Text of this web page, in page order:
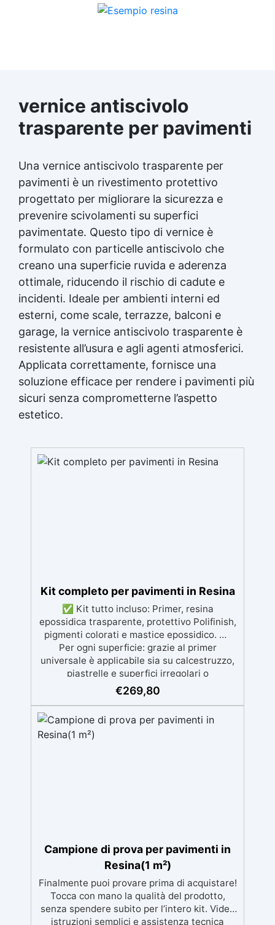
vernice antiscivolo
trasparente per pavimenti
Una vernice antiscivolo trasparente per
pavimenti è un rivestimento protettivo
progettato per migliorare la sicurezza e
prevenire scivolamenti su superfici
pavimentate. Questo tipo di vernice è
formulato con particelle antiscivolo che
creano una superficie ruvida e aderenza
ottimale, riducendo il rischio di cadute e
incidenti. Ideale per ambienti interni ed
esterni, come scale, terrazze, balconi e
garage, la vernice antiscivolo trasparente è
resistente all’usura e agli agenti atmosferici.
Applicata correttamente, fornisce una
soluzione efficace per rendere i pavimenti più
sicuri senza comprometterne l’aspetto
estetico.
Kit completo per pavimenti in Resina
✅ Kit tutto incluso: Primer, resina
epossidica trasparente, protettivo Polifinish,
pigmenti colorati e mastice epossidico. ✅
Per ogni superficie: grazie al primer
universale è applicabile sia su calcestruzzo,
piastrelle e superfici irregolari o
danneggiate. ✅ Facile da applicare: Video
Guida completa inclusa, 3 semplici passaggi,
finitura protettiva antigraffio. ✅ Risultati
professionali: Sistema autolivellante,
€269,80
Campione di prova per pavimenti in
Resina(1 m²)
Finalmente puoi provare prima di acquistare!
Tocca con mano la qualità del prodotto,
senza spendere subito per l’intero kit. Video
istruzioni semplici e assistenza tecnica